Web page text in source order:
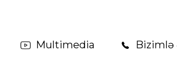
Multimedia Bizimlə